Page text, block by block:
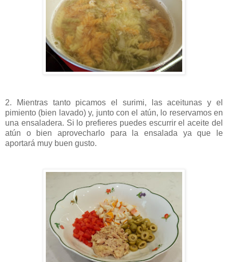
2. Mientras tanto picamos el surimi, las aceitunas y el
pimiento (bien lavado) y, junto con el atún, lo reservamos en
una ensaladera. Si lo prefieres puedes escurrir el aceite del
atún o bien aprovecharlo para la ensalada ya que le
aportará muy buen gusto.